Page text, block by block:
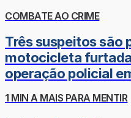
COMBATE AO CRIME
Três suspeitos são
motocicleta
operação policial
1 MIN A MAIS PARA MENTIR